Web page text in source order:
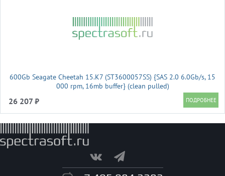
600Gb Seagate Cheetah 15.K7 (ST3600057SS) {SAS 2.0 6.0Gb/s, 15
000 rpm, 16mb buffer} (clean pulled)
26 207 ₽